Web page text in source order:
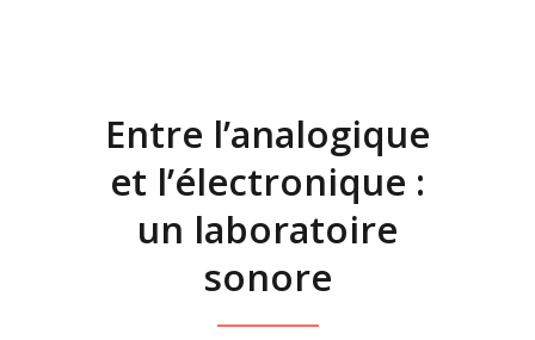
Entre l’analogique
et l’électronique :
un laboratoire
sonore